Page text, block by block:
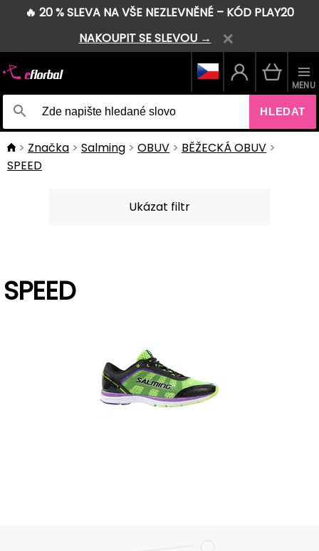
🔥 20 % SLEVA NA VŠE NEZLEVNĚNÉ – KÓD PLAY20
NAKOUPIT SE SLEVOU →
HLEDAT
MENU
Značka Salming OBUV
BĚŽECKÁ OBUV
SPEED
Ukázat filtr
SPEED